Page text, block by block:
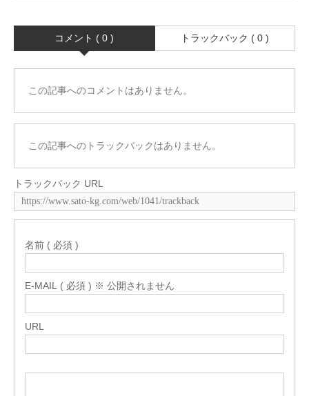
コメント ( 0 ) トラックバック ( 0 )
この記事へのコメントはありません。
この記事へのトラックバックはありません。
トラックバック URL
名前 ( 必須 )
E-MAIL ( 必須 ) ※ 公開されません
URL